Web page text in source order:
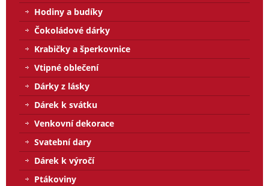
Hodiny a budíky
Čokoládové dárky
Krabičky a šperkovnice
Vtipné oblečení
Dárky z lásky
Dárek k svátku
Venkovní dekorace
Svatební dary
Dárek k výročí
Ptákoviny